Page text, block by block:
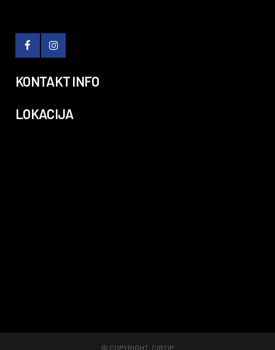
KONTAKT INFO
LOKACIJA
© COPYRIGHT. CIRTIP